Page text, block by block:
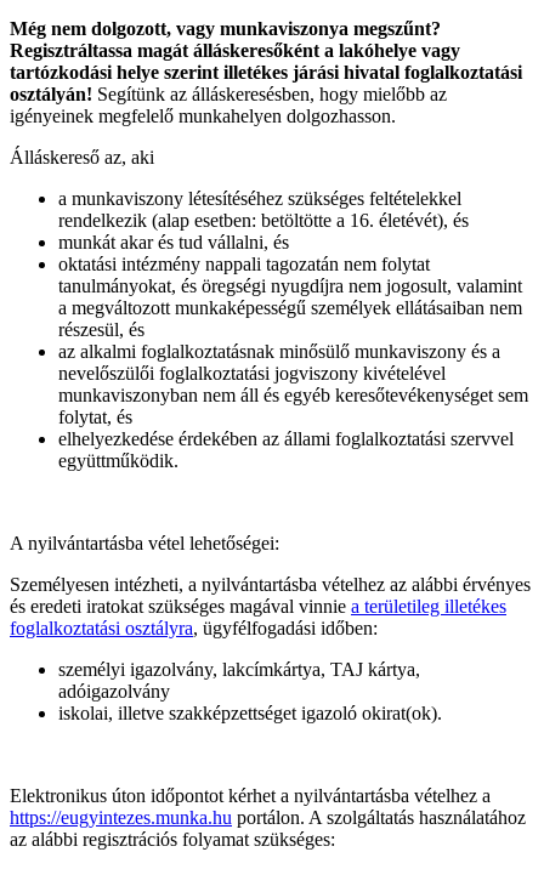
Még nem dolgozott, vagy munkaviszonya megszűnt?
Regisztráltassa magát álláskeresőként a lakóhelye vagy
tartózkodási helye szerint illetékes járási hivatal foglalkoztatási
osztályán! Segítünk az álláskeresésben, hogy mielőbb az
igényeinek megfelelő munkahelyen dolgozhasson.
Álláskereső az, aki
a munkaviszony létesítéséhez szükséges feltételekkel
rendelkezik (alap esetben: betöltötte a 16. életévét), és
munkát akar és tud vállalni, és
oktatási intézmény nappali tagozatán nem folytat
tanulmányokat, és öregségi nyugdíjra nem jogosult, valamint
a megváltozott munkaképességű személyek ellátásaiban nem
részesül, és
az alkalmi foglalkoztatásnak minősülő munkaviszony és a
nevelőszülői foglalkoztatási jogviszony kivételével
munkaviszonyban nem áll és egyéb keresőtevékenységet sem
folytat, és
elhelyezkedése érdekében az állami foglalkoztatási szervvel
együttműködik.
A nyilvántartásba vétel lehetőségei:
Személyesen intézheti, a nyilvántartásba vételhez az alábbi érvényes
és eredeti iratokat szükséges magával vinnie a területileg illetékes
foglalkoztatási osztályra, ügyfélfogadási időben:
személyi igazolvány, lakcímkártya, TAJ kártya,
adóigazolvány
iskolai, illetve szakképzettséget igazoló okirat(ok).
Elektronikus úton időpontot kérhet a nyilvántartásba vételhez a
https://eugyintezes.munka.hu portálon. A szolgáltatás használatához
az alábbi regisztrációs folyamat szükséges: